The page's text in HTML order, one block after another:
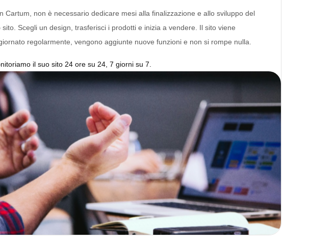
Cartum, non è necessario dedicare mesi alla finalizzazione e allo sviluppo del
sito. Scegli un design, trasferisci i prodotti e inizia a vendere. Il sito viene
regolarmente, vengono aggiunte nuove funzioni e non si rompe nulla.
il suo sito 24 ore su 24, 7 giorni su 7.